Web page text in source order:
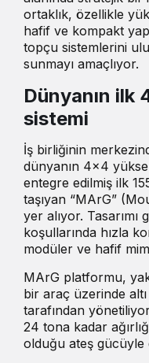
ortaklık, özellikle
hafif ve kompakt
topçu sistemlerini
sunmayı amaçlıyor.
Dünyanın ilk
sistemi
İş birliğinin
dünyanın 4×4
entegre edilmiş ilk
taşıyan “MArG”
yer alıyor.
koşullarında hızla
modüler ve hafif
MArG platformu,
bir araç üzerinde
tarafından
24 tona kadar
olduğu ateş gücüyle